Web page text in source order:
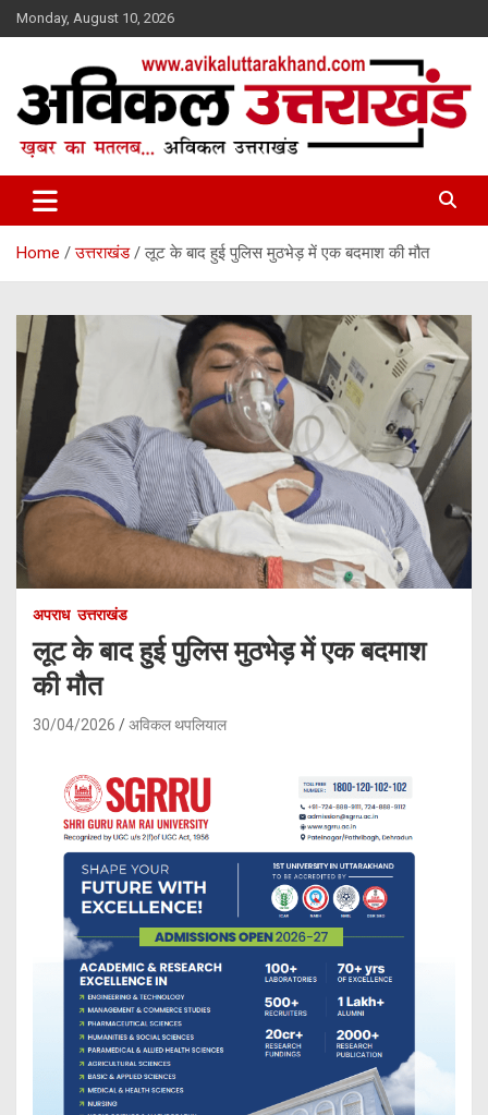
Skip
to
Monday, August 10, 2026
Avikal Uttarakhand
Home उत्तराखंड लूट के बाद हुई पुलिस मुठभेड़ में एक बदमाश की मौत
अपराध उत्तराखंड
लूट के बाद हुई पुलिस मुठभेड़ में एक बदमाश
की मौत
30/04/2026 अविकल थपलियाल